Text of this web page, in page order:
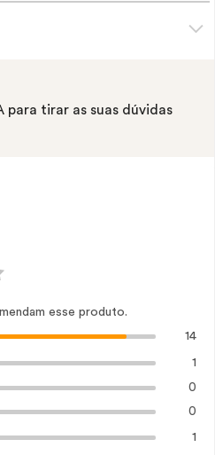
para tirar as suas dúvidas
esse produto.
14
1
0
0
1